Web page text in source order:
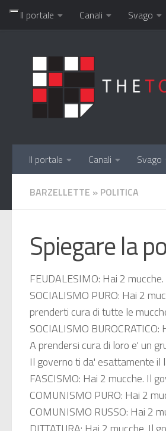
Salta al contenuto
Il portale Canali Svago
Il portale Canali Svago
BARZELLETTE » POLITICA
Spiegare la
FEUDALESIMO: Hai 2
SOCIALISMO PURO: Hai 2
prenderti cura di tutte le
SOCIALISMO BUROCRATICO:
A prendersi cura di loro e' un
Il governo ti da' esattamente il
FASCISMO: Hai 2 mucche. Il
COMUNISMO PURO: Hai 2
COMUNISMO RUSSO: Hai 2